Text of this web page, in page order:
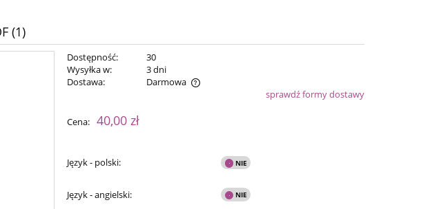
(1)
Dostępność:
30
Wysyłka w:
3 dni
Dostawa:
Darmowa
sprawdź formy dostawy
Cena: 40,00 zł
Język - polski:
Język - angielski: